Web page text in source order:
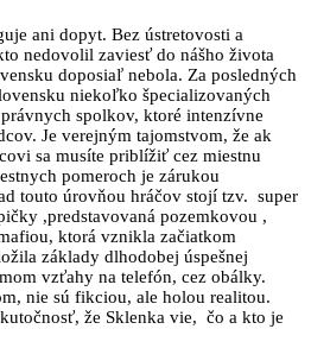
ani dopyt. Bez ústretovosti a
nedovolil zaviesť do nášho života
doposiaľ nebola. Za posledných
niekoľko špecializovaných
spolkov, ktoré intenzívne
Je verejným tajomstvom, že ak
sa musíte priblížiť cez miestnu
pomeroch je zárukou
touto úrovňou hráčov stojí tzv. super
,predstavovaná pozemkovou ,
ktorá vznikla začiatkom
základy dlhodobej úspešnej
vzťahy na telefón, cez obálky.
nie sú fikciou, ale holou realitou.
že Sklenka vie, čo a kto je